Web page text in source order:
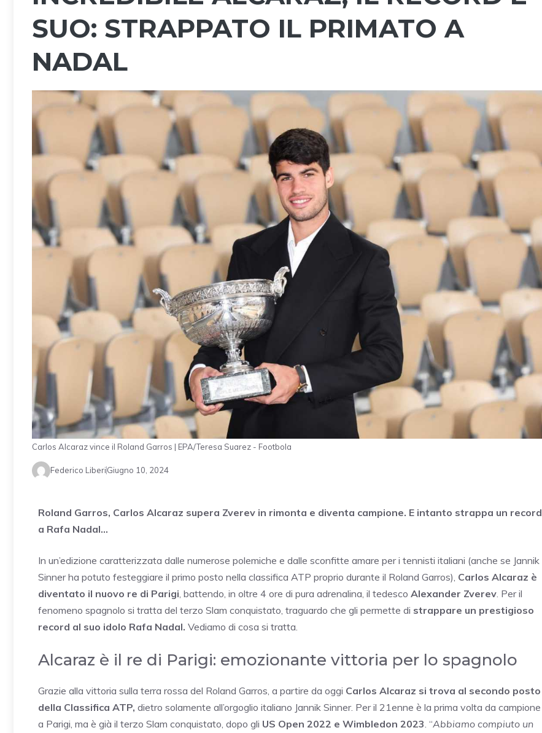
SUO: STRAPPATO IL PRIMATO A
NADAL
Carlos Alcaraz vince il Roland Garros | EPA/Teresa Suarez - Footbola
Federico LiberiGiugno 10, 2024
Roland Garros, Carlos Alcaraz supera Zverev in rimonta e diventa campione. E intanto strappa un record
a Rafa Nadal…
In un’edizione caratterizzata dalle numerose polemiche e dalle sconfitte amare per i tennisti italiani (anche se Jannik
Sinner ha potuto festeggiare il primo posto nella classifica ATP proprio durante il Roland Garros), Carlos Alcaraz è
diventato il nuovo re di Parigi , battendo, in oltre 4 ore di pura adrenalina, il tedesco Alexander Zverev . Per il
fenomeno spagnolo si tratta del terzo Slam conquistato, traguardo che gli permette di strappare un prestigioso
record al suo idolo Rafa Nadal. Vediamo di cosa si tratta.
Alcaraz è il re di Parigi: emozionante vittoria per lo spagnolo
Grazie alla vittoria sulla terra rossa del Roland Garros, a partire da oggi Carlos Alcaraz si trova al secondo posto
della Classifica ATP, dietro solamente all’orgoglio italiano Jannik Sinner. Per il 21enne è la prima volta da campione
a Parigi, ma è già il terzo Slam conquistato, dopo gli US Open 2022 e Wimbledon 2023 . “Abbiamo compiuto un